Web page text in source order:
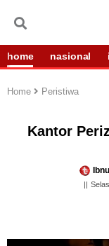
home nasional
Home Peristiwa
Kantor